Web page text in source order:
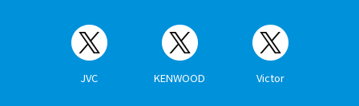
JVC KENWOOD Victor